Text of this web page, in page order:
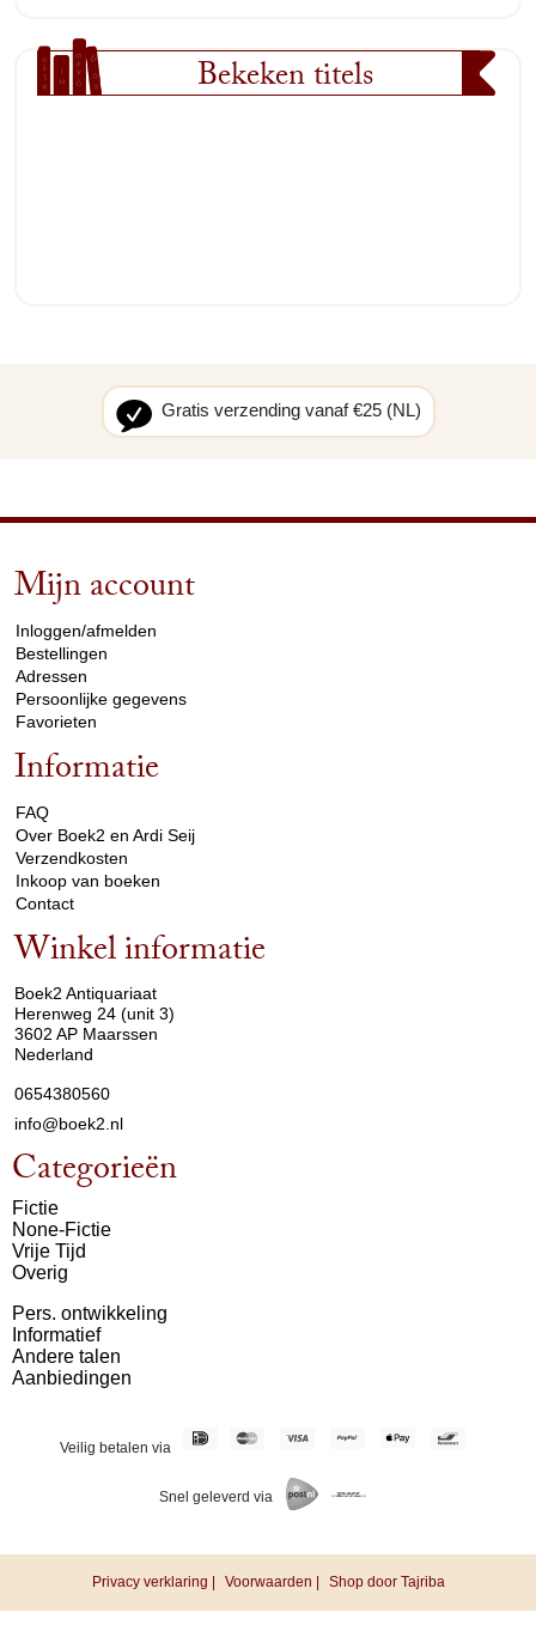
Bekeken titels
Gratis verzending vanaf €25 (NL)
Mijn account
Inloggen/afmelden
Bestellingen
Adressen
Persoonlijke gegevens
Favorieten
Informatie
FAQ
Over Boek2 en Ardi Seij
Verzendkosten
Inkoop van boeken
Contact
Winkel informatie
Boek2 Antiquariaat
Herenweg 24 (unit 3)
3602 AP Maarssen
Nederland
0654380560
info@boek2.nl
Categorieën
Fictie
None-Fictie
Vrije Tijd
Overig
Pers. ontwikkeling
Informatief
Andere talen
Aanbiedingen
Veilig betalen via
Snel geleverd via
Privacy verklaring | Voorwaarden | Shop door Tajriba